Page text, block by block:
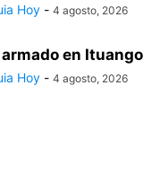
Hoy - 4 agosto, 2026
en Ituango
Hoy - 4 agosto, 2026